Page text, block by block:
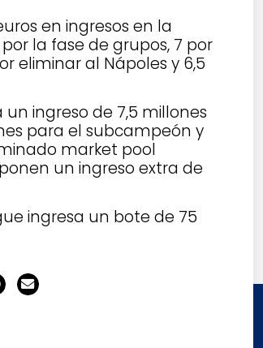
en ingresos en la
la fase de grupos, 7 por
eliminar al Nápoles y 6,5
ingreso de 7,5 millones
para el subcampeón y
market pool
un ingreso extra de
ingresa un bote de 75